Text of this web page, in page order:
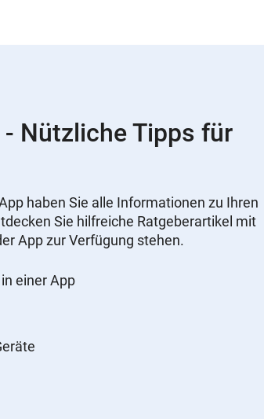
- Nützliche Tipps für
haben Sie alle Informationen zu Ihren
Sie hilfreiche Ratgeberartikel mit
App zur Verfügung stehen.
einer App